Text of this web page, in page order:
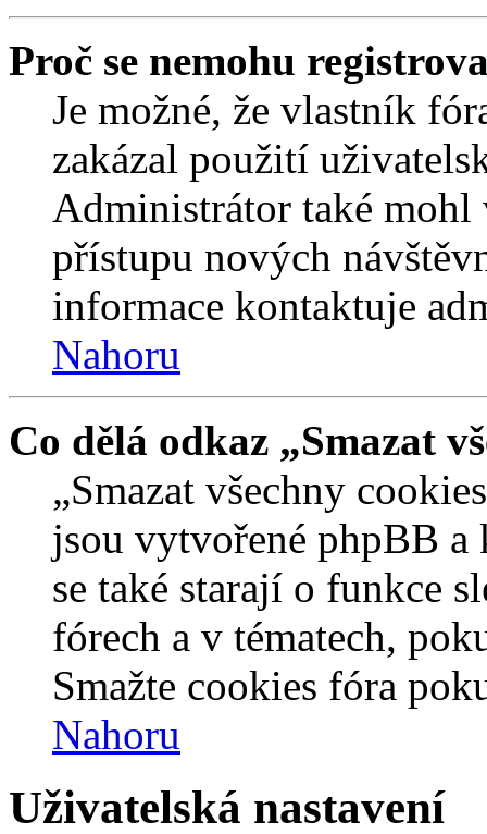
Proč se nemohu
Je možné, že vlastník
zakázal použití
Administrátor také mohl
přístupu nových
informace kontaktuje
Nahoru
Co dělá odkaz „Smazat
„Smazat všechny
jsou vytvořené phpBB a
se také starají o funkce
fórech a v tématech,
Smažte cookies fóra
Nahoru
Uživatelská nastavení